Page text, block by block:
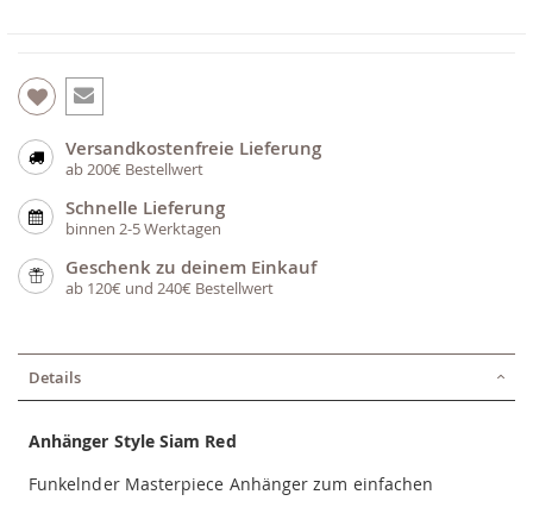
Versandkostenfreie Lieferung
ab 200€ Bestellwert
Schnelle Lieferung
binnen 2-5 Werktagen
Geschenk zu deinem Einkauf
ab 120€ und 240€ Bestellwert
Details
Anhänger Style Siam Red
Funkelnder Masterpiece Anhänger zum einfachen